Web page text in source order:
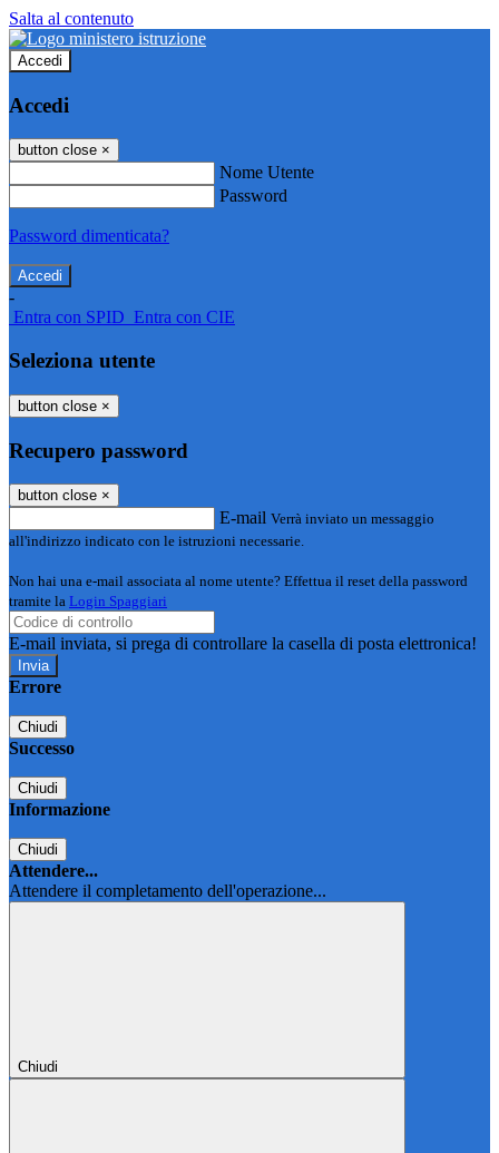
Salta al contenuto
Accedi
Accedi
button close ×
Nome Utente
Password
Password dimenticata?
-
Entra con SPID Entra con CIE
Seleziona utente
button close ×
Recupero password
button close ×
E-mail Verrà inviato un messaggio
all'indirizzo indicato con le istruzioni necessarie.
Non hai una e-mail associata al nome utente? Effettua il reset della password
tramite la Login Spaggiari
E-mail inviata, si prega di controllare la casella di posta elettronica!
Errore
Chiudi
Successo
Chiudi
Informazione
Chiudi
Attendere...
Attendere il completamento dell'operazione...
Chiudi